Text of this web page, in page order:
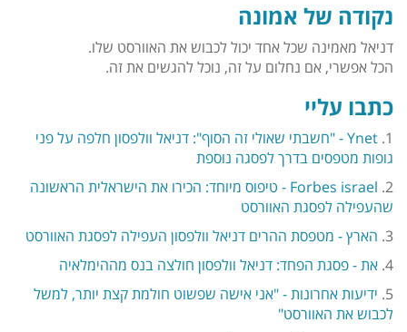
נקודה של אמונה
דניאל מאמינה שכל אחד יכול לכבוש את האוורסט שלו.
הכל אפשרי, אם נחלום על זה, נוכל להגשים את זה.
כתבו עליי
1.
Ynet - "חשבתי שאולי זה הסוף": דניאל וולפסון חלפה על פני
גופות מטפסים בדרך לפסגה נוספת
2.
Forbes israel - טיפוס מיוחד: הכירו את הישראלית הראשונה
שהעפילה לפסגת האוורסט
3. הארץ - מטפסת ההרים דניאל וולפסון העפילה לפסגת האוורסט
4. את - פסגת הפחד: דניאל וולפסון חולצה בנס מההימלאיה
5. ידיעות אחרונות - "אני אישה שפשוט חולמת קצת יותר, למשל
לכבוש את האוורסט"